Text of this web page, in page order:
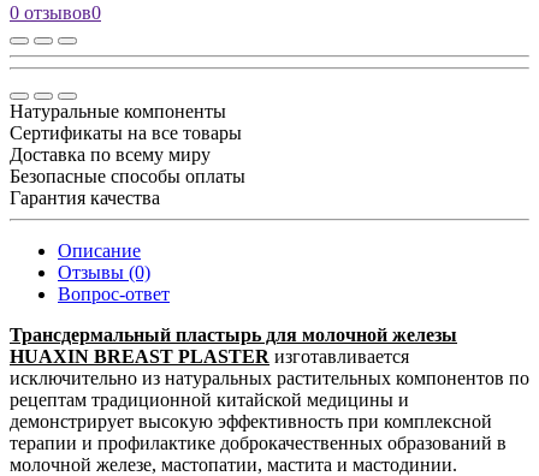
0 отзывов0
Натуральные компоненты
Сертификаты на все товары
Доставка по всему миру
Безопасные способы оплаты
Гарантия качества
Описание
Отзывы (0)
Вопрос-ответ
Трансдермальный пластырь для молочной железы
HUAXIN BREAST PLASTER изготавливается
исключительно из натуральных растительных компонентов по
рецептам традиционной китайской медицины и
демонстрирует высокую эффективность при комплексной
терапии и профилактике доброкачественных образований в
молочной железе, мастопатии, мастита и мастодинии.